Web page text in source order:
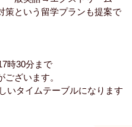
策という留学プランも提案で
時30分まで
ざいます。
いタイムテーブルになります